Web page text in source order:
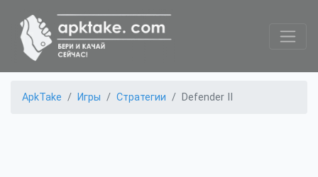
ApkTake Игры Стратегии Defender II